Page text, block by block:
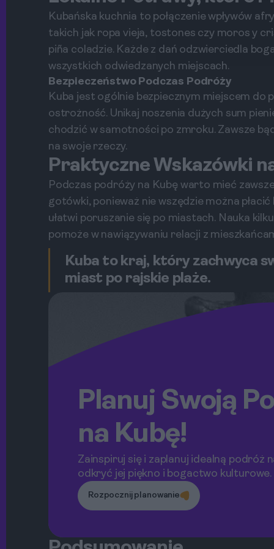
Kubańska kuchnia to połączenie wpływów
takich jak ropa vieja, tostones czy moros y
piña coladzie. Każde z dań odzwierciedla
wszystkich odwiedzanych miejscach.
Bezpieczeństwo Podczas Podróży
Kuba jest ogólnie bezpiecznym miejscem do
ostrożność. Unikaj noszenia dużych sum
chodzić w samotności po zmroku. Zawsze
na swoje rzeczy.
Praktyczne Wskazówki
Podczas podróży na Kubę warto mieć
gotówki, ponieważ nie wszędzie można
ułatwi poruszanie się po miastach. Nauka
pomoże w nawiązywaniu relacji z
Kuba to kraj, który zachwyca
miast po rajskie plaże.
Planuj Swoją
na Kubę!
Zainspiruj się i zaplanuj idealną podróż
odkryć jej piękno i bogactwo kulturowe.
Rozpocznij planowanie